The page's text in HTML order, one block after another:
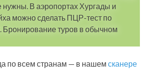
нужны. В аэропортах Хургады и
можно сделать ПЦР-тест по
Бронирование туров в обычном
по всем странам — в нашем сканере